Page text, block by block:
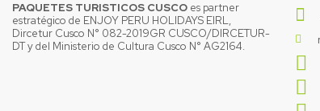
PAQUETES TURISTICOS CUSCO es partner
estratégico de ENJOY PERU HOLIDAYS EIRL,
Dircetur Cusco N° 082-2019GR CUSCO/DIRCETUR-
DT y del Ministerio de Cultura Cusco N° AG2164.